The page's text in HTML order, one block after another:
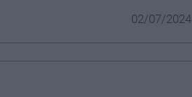
02/07/2024